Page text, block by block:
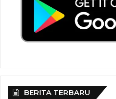
BERITA TERBARU